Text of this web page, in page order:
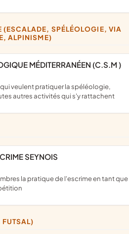
ALPINISME)
MÉDITERRANÉEN (C.S.M )
autres activités qui s'y rattachent
SEYNOIS
FUTSAL)